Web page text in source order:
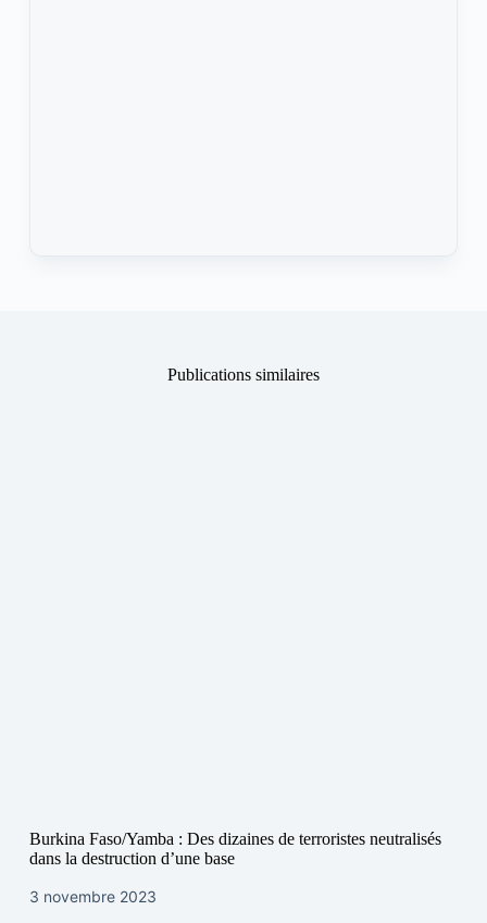
Publications similaires
Burkina Faso/Yamba : Des dizaines de terroristes neutralisés
dans la destruction d’une base
3 novembre 2023